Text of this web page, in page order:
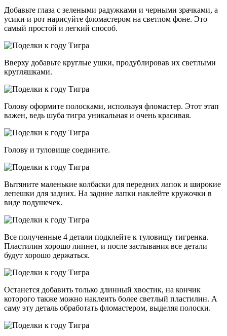
Добавьте глаза с зелеными радужками и черными зрачками, а
усики и рот нарисуйте фломастером на светлом фоне. Это
самый простой и легкий способ.
Вверху добавьте круглые ушки, продублировав их светлыми
кругляшками.
Голову оформите полосками, используя фломастер. Этот этап
важен, ведь шуба тигра уникальная и очень красивая.
Голову и туловище соедините.
Вытяните маленькие колбаски для передних лапок и широкие
лепешки для задних. На задние лапки наклейте кружочки в
виде подушечек.
Все полученные 4 детали подклейте к туловищу тигренка.
Пластилин хорошо липнет, и после застывания все детали
будут хорошо держаться.
Останется добавить только длинный хвостик, на кончик
которого также можно наклеить более светлый пластилин. А
саму эту деталь обработать фломастером, выделяя полоски.